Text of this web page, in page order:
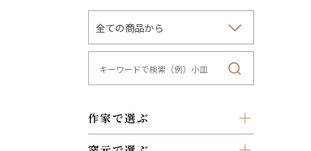
作家で選ぶ